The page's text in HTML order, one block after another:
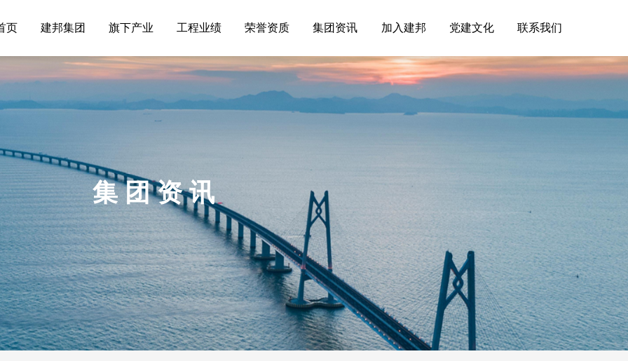
页 建邦集团 旗下产业 工程业绩 荣誉资质 集团资讯 加入建邦 党建文化 联系我们
集团资讯